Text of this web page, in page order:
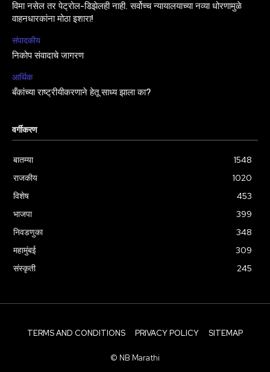
विमा नसेल तर पेट्रोल-डिझेलही नाही. सर्वोच्च न्यायालयाच्या नव्या धोरणामुळे
वाहनधारकांना मोठा इशारा!
संपादकीय
निकोप संवादाचे जागरण
आर्थिक
बँकांच्या राष्ट्रीयीकरणाने हेतू साध्य झाला का?
वर्गीकरण
बातम्या
1548
राजकीय
1020
विशेष
453
भाजपा
399
निवडणुका
348
महामुंबई
309
संस्कृती
245
TERMS AND CONDITIONS PRIVACY POLICY SITEMAP
© NB Marathi